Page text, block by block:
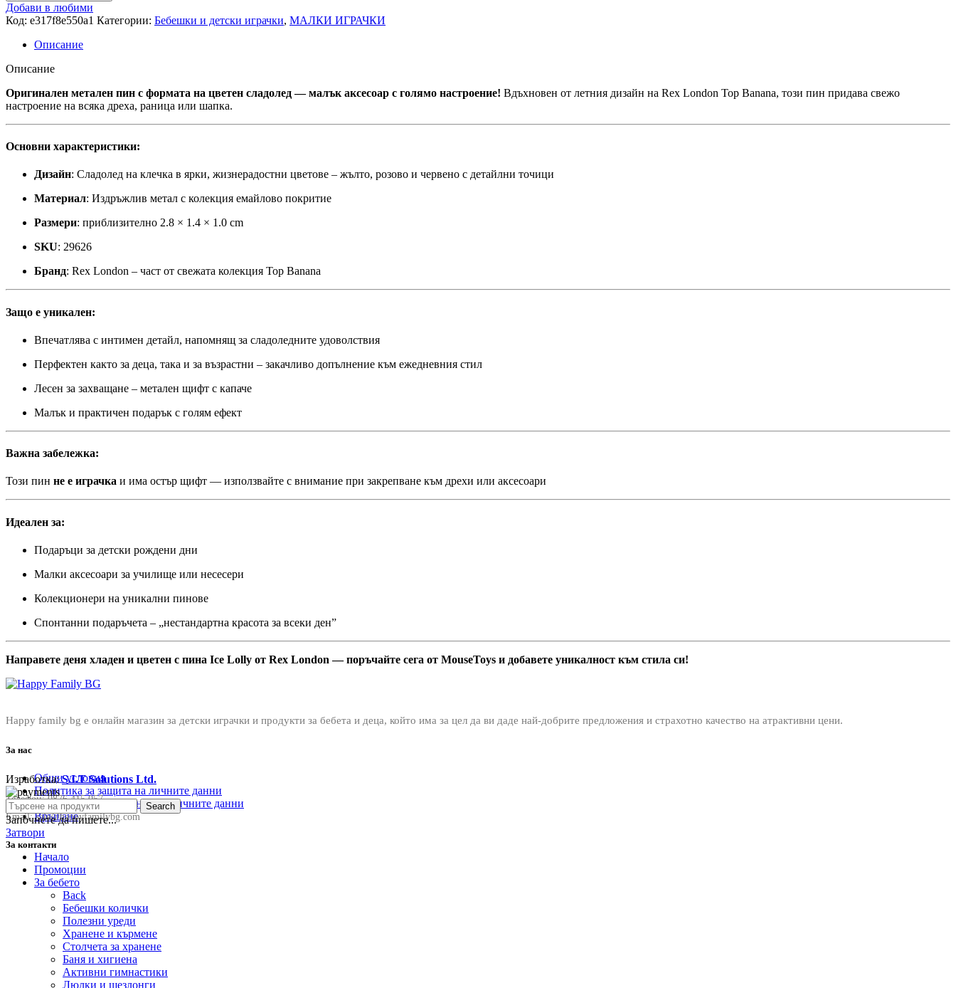
Добави в любими
Код: e317f8e550a1 Категории: Бебешки и детски играчки, МАЛКИ ИГРАЧКИ
Описание
Описание
Оригинален метален пин с формата на цветен сладолед — малък аксесоар с голямо настроение! Вдъхновен от летния дизайн на Rex London Top Banana, този пин придава свежо
настроение на всяка дреха, раница или шапка.
Основни характеристики:
Дизайн: Сладолед на клечка в ярки, жизнерадостни цветове – жълто, розово и червено с детайлни точици
Материал: Издръжлив метал с колекция емайлово покритие
Размери: приблизително 2.8 × 1.4 × 1.0 cm
SKU: 29626
Бранд: Rex London – част от свежата колекция Top Banana
Защо е уникален:
Впечатлява с интимен детайл, напомнящ за сладоледните удоволствия
Перфектен както за деца, така и за възрастни – закачливо допълнение към ежедневния стил
Лесен за захващане – метален щифт с капаче
Малък и практичен подарък с голям ефект
Важна забележка:
Този пин не е играчка и има остър щифт — използвайте с внимание при закрепване към дрехи или аксесоари
Идеален за:
Подаръци за детски рождени дни
Малки аксесоари за училище или несесери
Колекционери на уникални пинове
Спонтанни подаръчета – „нестандартна красота за всеки ден”
Направете деня хладен и цветен с пина Ice Lolly от Rex London — поръчайте сега от MouseToys и добавете уникалност към стила си!
Happy family bg е онлайн магазин за детски играчки и продукти за бебета и деца, който има за цел да ви даде най-добрите предложения и страхотно качество на атрактивни цени.
За нас
Общи условия
Политика за защита на личните данни
Политика за съхранение на личните данни
Връщане
За контакти
Телефон:0876 415 057
Email:sale@happyfamilybg.com
Изработка:S.I.T Solutions Ltd.
Search
Започнете да пишете...
Затвори
Начало
Промоции
За бебето
Back
Бебешки колички
Полезни уреди
Хранене и кърмене
Столчета за хранене
Баня и хигиена
Активни гимнастики
Люлки и шезлонги